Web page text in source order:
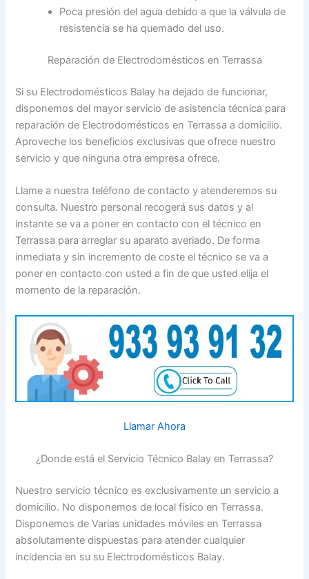
Poca presión del agua debido a que la válvula de
resistencia se ha quemado del uso.
Reparación de Electrodomésticos en Terrassa
Si su Electrodomésticos Balay ha dejado de funcionar,
disponemos del mayor servicio de asistencia técnica para
reparación de Electrodomésticos en Terrassa a domicilio.
Aproveche los beneficios exclusivas que ofrece nuestro
servicio y que ninguna otra empresa ofrece.
Llame a nuestra teléfono de contacto y atenderemos su
consulta. Nuestro personal recogerá sus datos y al
instante se va a poner en contacto con el técnico en
Terrassa para arreglar su aparato averiado. De forma
inmediata y sin incremento de coste el técnico se va a
poner en contacto con usted a fin de que usted elija el
momento de la reparación.
Llamar Ahora
¿Donde está el Servicio Técnico Balay en Terrassa?
Nuestro servicio técnico es exclusivamente un servicio a
domicilio. No disponemos de local físico en Terrassa.
Disponemos de Varias unidades móviles en Terrassa
absolutamente dispuestas para atender cualquier
incidencia en su su Electrodomésticos Balay.